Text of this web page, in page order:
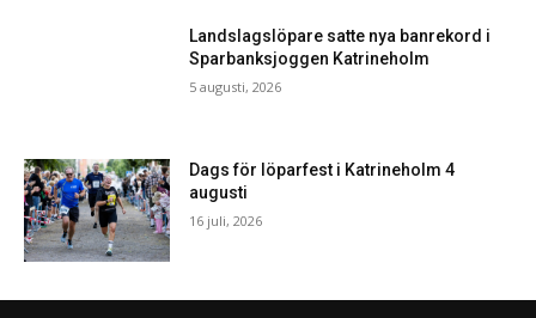
Landslagslöpare satte nya banrekord i
Sparbanksjoggen Katrineholm
5 augusti, 2026
Dags för löparfest i Katrineholm 4
augusti
16 juli, 2026